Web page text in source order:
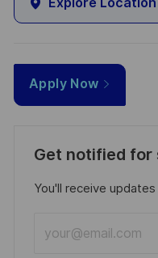
Apply Now
Get notified for
You'll receive
Email